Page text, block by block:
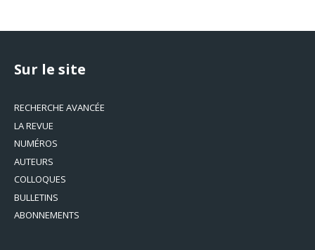
Sur le site
RECHERCHE AVANCÉE
LA REVUE
NUMÉROS
AUTEURS
COLLOQUES
BULLETINS
ABONNEMENTS